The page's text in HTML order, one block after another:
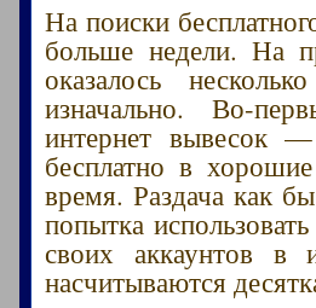
На поиски
больше недели. На
оказалось
изначально. Во-
интернет вывесок
бесплатно в
время. Раздача как
попытка
своих аккаунтов
насчитываются